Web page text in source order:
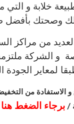
خلابة و التي
وصحتك بأفضل
من مراكز
و الشركة
لمعاير الجودة
الاستفادة من
/ برجاء الضغط هنا